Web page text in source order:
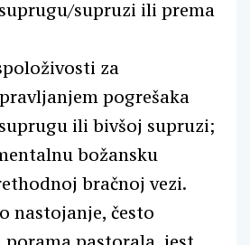
supruzi ili prema
za
pogrešaka
ili bivšoj supruzi;
božansku
bračnoj vezi.
nastojanje, često